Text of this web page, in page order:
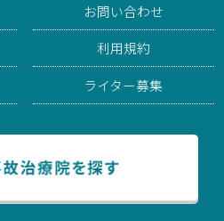
お問い合わせ
利用規約
ライター募集